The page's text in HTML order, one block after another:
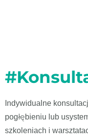
Indywidualne
pogłębieniu lub
szkoleniach i